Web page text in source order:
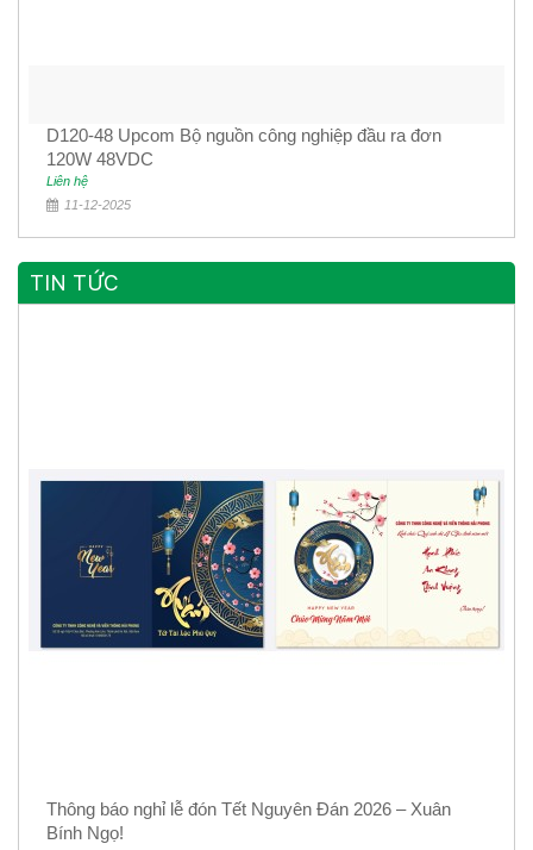
D120-48 Upcom Bộ nguồn công nghiệp đầu ra đơn
120W 48VDC
Liên hệ
11-12-2025
TIN TỨC
Thông báo nghỉ lễ đón Tết Nguyên Đán 2026 – Xuân
Bính Ngọ!